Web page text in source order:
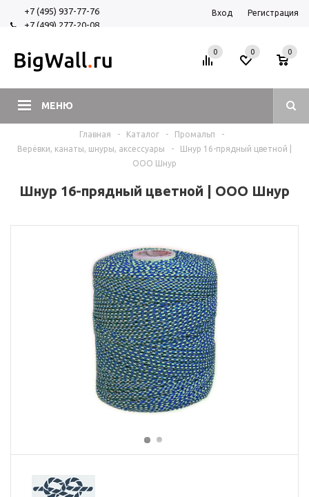
+7 (495) 937-77-76
+7 (499) 277-20-08
Вход Регистрация
МЕНЮ
0 0
0
Главная - Каталог - Промальп
-
Верёвки, канаты, шнуры, аксессуары
-
Шнур 16-прядный цветной |
ООО Шнур
Шнур 16-прядный цветной | ООО Шнур